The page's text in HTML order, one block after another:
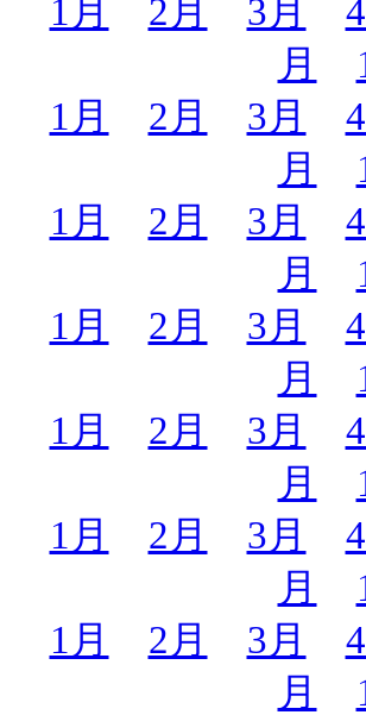
1月 2月 3月
月
1月 2月 3月
月
1月 2月 3月
月
1月 2月 3月
月
1月 2月 3月
月
1月 2月 3月
月
1月 2月 3月
月